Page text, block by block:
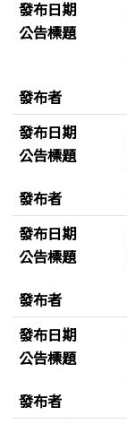
發布日期
公告標題
發布者
發布日期
公告標題
發布者
發布日期
公告標題
發布者
發布日期
公告標題
發布者